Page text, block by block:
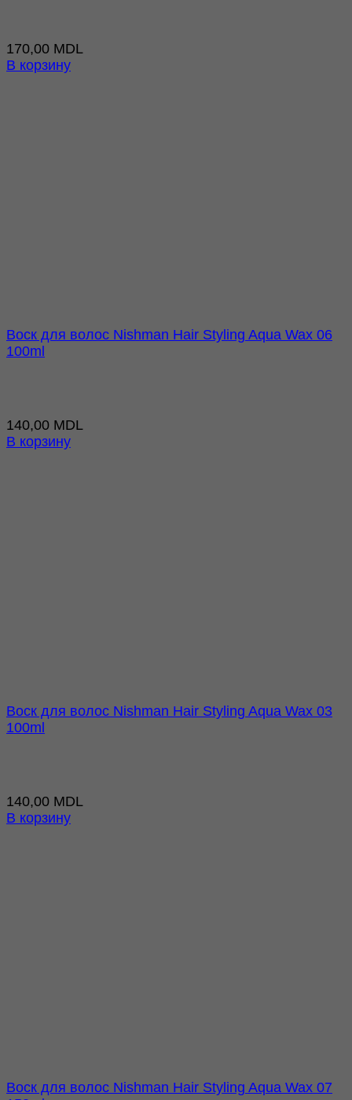
170,00 MDL
В корзину
Воск для волос Nishman Hair Styling Aqua Wax 06
100ml
140,00 MDL
В корзину
Воск для волос Nishman Hair Styling Aqua Wax 03
100ml
140,00 MDL
В корзину
Воск для волос Nishman Hair Styling Aqua Wax 07